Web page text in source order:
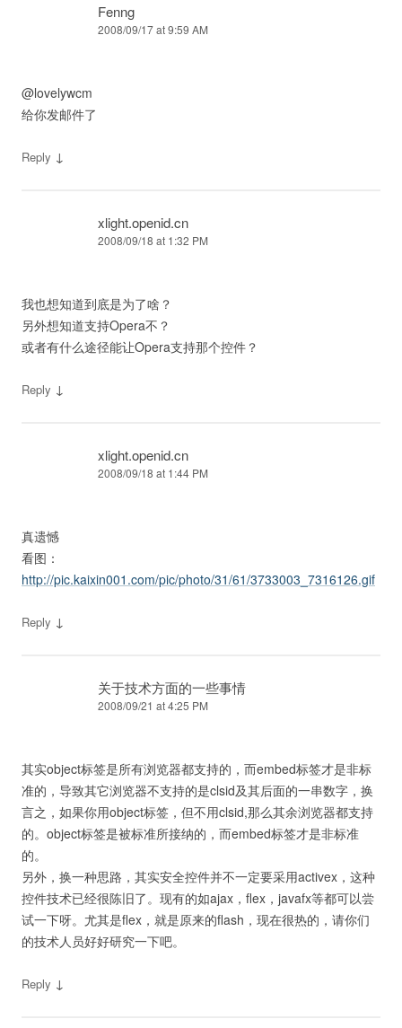
Fenng
2008/09/17 at 9:59 AM
@lovelywcm
给你发邮件了
Reply ↓
xlight.openid.cn
2008/09/18 at 1:32 PM
我也想知道到底是为了啥？
另外想知道支持Opera不？
或者有什么途径能让Opera支持那个控件？
Reply ↓
xlight.openid.cn
2008/09/18 at 1:44 PM
真遗憾
看图：
http://pic.kaixin001.com/pic/photo/31/61/3733003_7316126.gif
Reply ↓
关于技术方面的一些事情
2008/09/21 at 4:25 PM
其实object标签是所有浏览器都支持的，而embed标签才是非标
准的，导致其它浏览器不支持的是clsid及其后面的一串数字，换
言之，如果你用object标签，但不用clsid,那么其余浏览器都支持
的。object标签是被标准所接纳的，而embed标签才是非标准
的。
另外，换一种思路，其实安全控件并不一定要采用activex，这种
控件技术已经很陈旧了。现有的如ajax，flex，javafx等都可以尝
试一下呀。尤其是flex，就是原来的flash，现在很热的，请你们
的技术人员好好研究一下吧。
Reply ↓